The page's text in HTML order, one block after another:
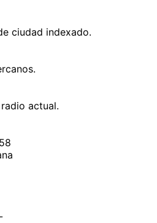
ciudad indexado.
actual.
-